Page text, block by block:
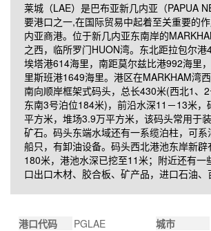
莱城（LAE）是巴布亚新几内亚（PAPUA
要港口之一,在国际贸易中起着至关重要的
内亚商港。位于新几内亚东南岸的
之西，临所罗门HUON湾。东北距拉包尔
埃塔港614海里，南距莫尔兹比港992海里
里斯班港1649海里。港区在MARKHAM湾
南向顺岸框架式码头，总长430米(西北1、2
东南3号泊位184米)，前沿水深11－13米，
平方米，堆场3.9万平方米，该码头常用于
矿石。码头东端水域还有一系缆泊柱，可
船只，有卸油设备。码头西北港池东岸新
180米，港池水深已挖至11米；附近还有一
口出口木材、胶合板、矿产品，进口石油、
港口代码 PGLAE 城市